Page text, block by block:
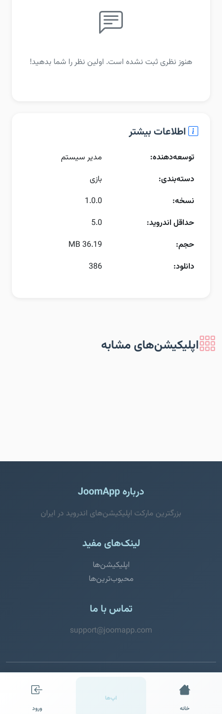
هنوز نظری ثبت نشده است. اولین نظر را شما بدهید!
اطلاعات بیشتر
توسعه‌دهنده:
مدیر سیستم
دسته‌بندی:
بازی
نسخه:
1.0.0
حداقل اندروید:
5.0
حجم:
36.19 MB
دانلود:
386
اپلیکیشن‌های مشابه
درباره JoomApp
بزرگترین مارکت اپلیکیشن‌های اندروید در ایران
لینک‌های مفید
اپلیکیشن‌ها
محبوب‌ترین‌ها
تماس با ما
support@joomapp.com
© 2026 JoomApp. تمامی حقوق محفوظ است.
خانه
اپ‌ها
ورود